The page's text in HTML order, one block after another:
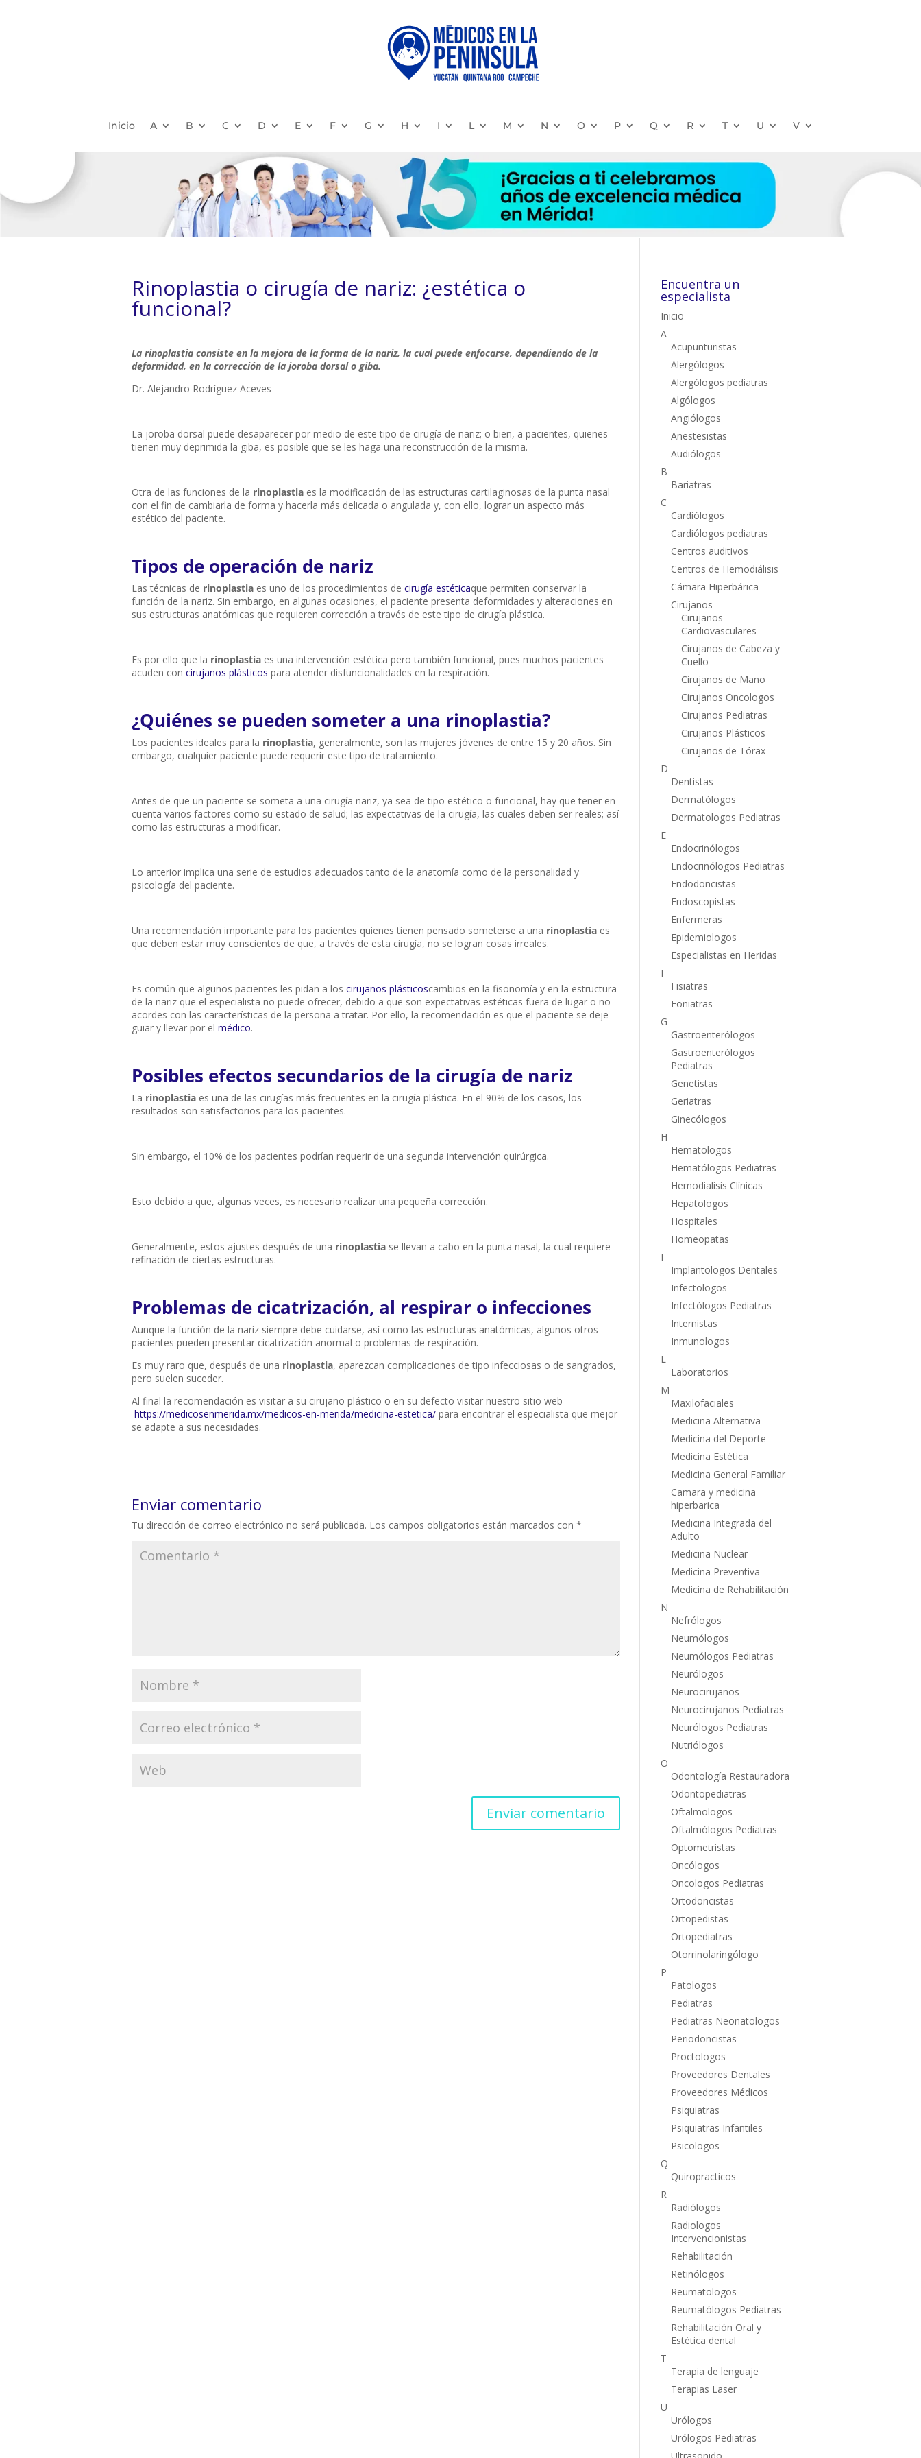
Inicio A B C D E F G H I L M N O P Q R T U V
Rinoplastia o cirugía de nariz: ¿estética o
funcional?
La rinoplastia consiste en la mejora de la forma de la nariz, la cual puede enfocarse, dependiendo de la
deformidad, en la corrección de la joroba dorsal o giba.
Dr. Alejandro Rodríguez Aceves
La joroba dorsal puede desaparecer por medio de este tipo de cirugía de nariz; o bien, a pacientes, quienes
tienen muy deprimida la giba, es posible que se les haga una reconstrucción de la misma.
Otra de las funciones de la rinoplastia es la modificación de las estructuras cartilaginosas de la punta nasal
con el fin de cambiarla de forma y hacerla más delicada o angulada y, con ello, lograr un aspecto más
estético del paciente.
Tipos de operación de nariz
Las técnicas de rinoplastia es uno de los procedimientos de cirugía estéticaque permiten conservar la
función de la nariz. Sin embargo, en algunas ocasiones, el paciente presenta deformidades y alteraciones en
sus estructuras anatómicas que requieren corrección a través de este tipo de cirugía plástica.
Es por ello que la rinoplastia es una intervención estética pero también funcional, pues muchos pacientes
acuden con cirujanos plásticos para atender disfuncionalidades en la respiración.
¿Quiénes se pueden someter a una rinoplastia?
Los pacientes ideales para la rinoplastia, generalmente, son las mujeres jóvenes de entre 15 y 20 años. Sin
embargo, cualquier paciente puede requerir este tipo de tratamiento.
Antes de que un paciente se someta a una cirugía nariz, ya sea de tipo estético o funcional, hay que tener en
cuenta varios factores como su estado de salud; las expectativas de la cirugía, las cuales deben ser reales; así
como las estructuras a modificar.
Lo anterior implica una serie de estudios adecuados tanto de la anatomía como de la personalidad y
psicología del paciente.
Una recomendación importante para los pacientes quienes tienen pensado someterse a una rinoplastia es
que deben estar muy conscientes de que, a través de esta cirugía, no se logran cosas irreales.
Es común que algunos pacientes les pidan a los cirujanos plásticoscambios en la fisonomía y en la estructura
de la nariz que el especialista no puede ofrecer, debido a que son expectativas estéticas fuera de lugar o no
acordes con las características de la persona a tratar. Por ello, la recomendación es que el paciente se deje
guiar y llevar por el médico.
Posibles efectos secundarios de la cirugía de nariz
La rinoplastia es una de las cirugías más frecuentes en la cirugía plástica. En el 90% de los casos, los
resultados son satisfactorios para los pacientes.
Sin embargo, el 10% de los pacientes podrían requerir de una segunda intervención quirúrgica.
Esto debido a que, algunas veces, es necesario realizar una pequeña corrección.
Generalmente, estos ajustes después de una rinoplastia se llevan a cabo en la punta nasal, la cual requiere
refinación de ciertas estructuras.
Problemas de cicatrización, al respirar o infecciones
Aunque la función de la nariz siempre debe cuidarse, así como las estructuras anatómicas, algunos otros
pacientes pueden presentar cicatrización anormal o problemas de respiración.
Es muy raro que, después de una rinoplastia, aparezcan complicaciones de tipo infecciosas o de sangrados,
pero suelen suceder.
Al final la recomendación es visitar a su cirujano plástico o en su defecto visitar nuestro sitio web
https://medicosenmerida.mx/medicos-en-merida/medicina-estetica/ para encontrar el especialista que mejor
se adapte a sus necesidades.
Enviar comentario
Tu dirección de correo electrónico no será publicada. Los campos obligatorios están marcados con *
Encuentra un
especialista
Inicio
A
Acupunturistas
Alergólogos
Alergólogos pediatras
Algólogos
Angiólogos
Anestesistas
Audiólogos
B
Bariatras
C
Cardiólogos
Cardiólogos pediatras
Centros auditivos
Centros de Hemodiálisis
Cámara Hiperbárica
Cirujanos
Cirujanos
Cardiovasculares
Cirujanos de Cabeza y
Cuello
Cirujanos de Mano
Cirujanos Oncologos
Cirujanos Pediatras
Cirujanos Plásticos
Cirujanos de Tórax
D
Dentistas
Dermatólogos
Dermatologos Pediatras
E
Endocrinólogos
Endocrinólogos Pediatras
Endodoncistas
Endoscopistas
Enfermeras
Epidemiologos
Especialistas en Heridas
F
Fisiatras
Foniatras
G
Gastroenterólogos
Gastroenterólogos
Pediatras
Genetistas
Geriatras
Ginecólogos
H
Hematologos
Hematólogos Pediatras
Hemodialisis Clínicas
Hepatologos
Hospitales
Homeopatas
I
Implantologos Dentales
Infectologos
Infectólogos Pediatras
Internistas
Inmunologos
L
Laboratorios
M
Maxilofaciales
Medicina Alternativa
Medicina del Deporte
Medicina Estética
Medicina General Familiar
Camara y medicina
hiperbarica
Medicina Integrada del
Adulto
Medicina Nuclear
Medicina Preventiva
Medicina de Rehabilitación
N
Nefrólogos
Neumólogos
Neumólogos Pediatras
Neurólogos
Neurocirujanos
Neurocirujanos Pediatras
Neurólogos Pediatras
Nutriólogos
O
Odontología Restauradora
Odontopediatras
Oftalmologos
Oftalmólogos Pediatras
Optometristas
Oncólogos
Oncologos Pediatras
Ortodoncistas
Ortopedistas
Ortopediatras
Otorrinolaringólogo
P
Patologos
Pediatras
Pediatras Neonatologos
Periodoncistas
Proctologos
Proveedores Dentales
Proveedores Médicos
Psiquiatras
Psiquiatras Infantiles
Psicologos
Q
Quiropracticos
R
Radiólogos
Radiologos
Intervencionistas
Rehabilitación
Retinólogos
Reumatologos
Reumatólogos Pediatras
Rehabilitación Oral y
Estética dental
T
Terapia de lenguaje
Terapias Laser
U
Urólogos
Urólogos Pediatras
Ultrasonido